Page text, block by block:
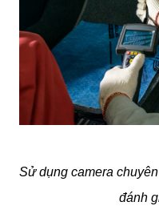
Sử dụng camera
đánh